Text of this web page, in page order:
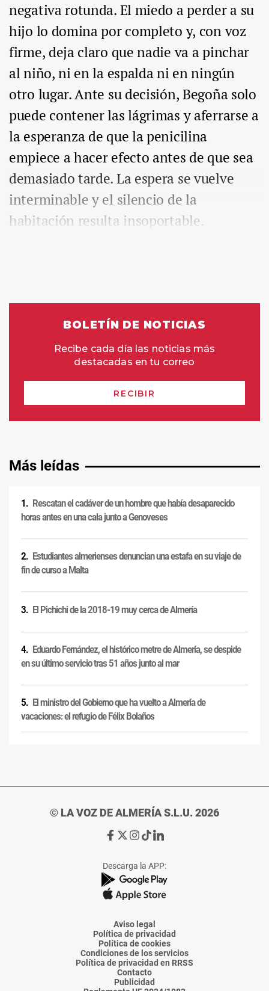
negativa rotunda. El miedo a perder a su
hijo lo domina por completo y, con voz
firme, deja claro que nadie va a pinchar
al niño, ni en la espalda ni en ningún
otro lugar. Ante su decisión, Begoña solo
puede contener las lágrimas y aferrarse a
la esperanza de que la penicilina
empiece a hacer efecto antes de que sea
demasiado tarde. La espera se vuelve
interminable y el silencio de la
habitación resulta insoportable.
Más leídas
Rescatan el cadáver de un hombre que había desaparecido
horas antes en una cala junto a Genoveses
Estudiantes almerienses denuncian una estafa en su viaje de
fin de curso a Malta
El Pichichi de la 2018-19 muy cerca de Almería
Eduardo Fernández, el histórico metre de Almería, se despide
en su último servicio tras 51 años junto al mar
El ministro del Gobierno que ha vuelto a Almería de
vacaciones: el refugio de Félix Bolaños
© LA VOZ DE ALMERÍA S.L.U. 2026
Ir
de
La
Voz
Almería
Ir
de
La
Voz
Almería
Ir
de
La
Voz
Almería
Ir
de
La
Voz
Almería
Ir
de
La
Voz
Descarga la APP:
Aviso legal
Política de privacidad
Política de cookies
Condiciones de los servicios
Política de privacidad en RRSS
Contacto
Publicidad